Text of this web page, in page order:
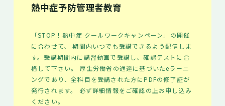
熱中症予防管理者教育
「STOP！熱中症 クールワークキャンペーン」の開催
に合わせて、 期間内いつでも受講できるよう配信しま
す。受講期間内に講習動画で受講し、確認テストに合
格して下さい。 厚生労働省の通達に基づいたeラーニ
ングであり、全科目を受講された方にPDFの修了証が
発行されます。 必ず詳細情報をご確認の上お申し込み
ください。